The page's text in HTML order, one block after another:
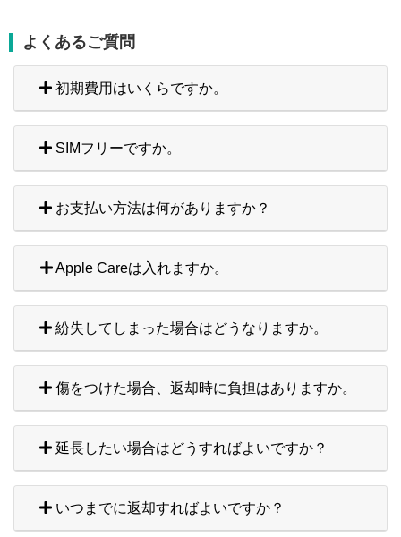
よくあるご質問
初期費用はいくらですか。
SIMフリーですか。
お支払い方法は何がありますか？
Apple Careは入れますか。
紛失してしまった場合はどうなりますか。
傷をつけた場合、返却時に負担はありますか。
延長したい場合はどうすればよいですか？
いつまでに返却すればよいですか？